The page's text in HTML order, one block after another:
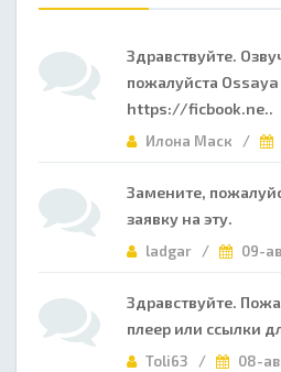
Здравствуйте.
пожалуйста Ossaya
https://ficbook.ne..
Илона Маск /
Замените,
заявку на
ladgar / 09-
Здравствуйте.
плеер или ссылки
Toli63 / 08-